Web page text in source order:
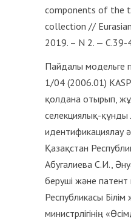
components of the
collection //
2019. – N 2. — С.39-
Пайдалы модельге
1/04 (2006.01)
қолдана отырып,
селекциялық-құнды
идентификациялау
Қазақстан
Абугалиева С.И.,
беруші және патент
Республикасы
министрлігінің